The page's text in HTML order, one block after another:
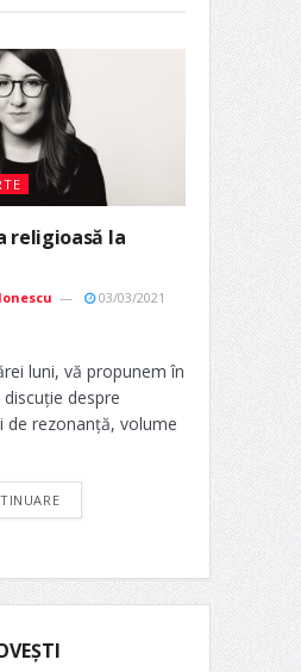
religioasă la
03/03/2021
luni, vă propunem în
despre
de rezonanță, volume